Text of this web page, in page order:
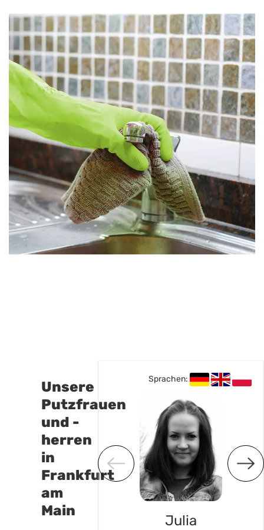
Unsere
Putzfrauen
und -
herren
in
Frankfurt
am
Main
Sprachen: Sprachen:
Julia